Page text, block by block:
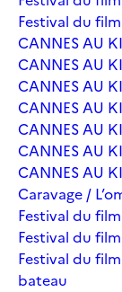
Festival du
CANNES AU
CANNES AU
CANNES AU
CANNES AU
CANNES AU
CANNES AU
CANNES AU
Caravage /
Festival du
Festival du
Festival du
bateau